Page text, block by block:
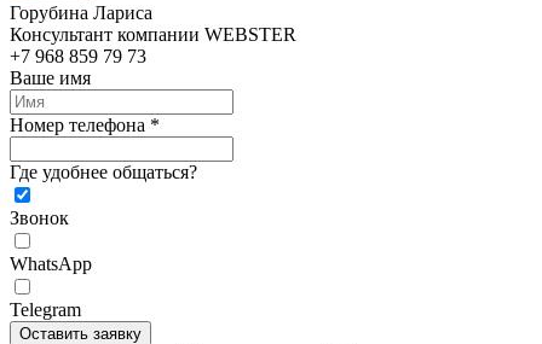
Горубина Лариса
Консультант компании WEBSTER
+7 968 859 79 73
Ваше имя
Номер телефона *
Где удобнее общаться?
Звонок
WhatsApp
Telegram
Оставить заявку